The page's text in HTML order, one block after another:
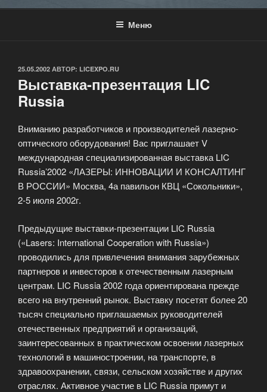
Меню
ОПУБЛИКОВАНО
25.05.2002 АВТОР: LICEXPO.RU
Выставка-презентация LIC
Russia
Вниманию разработчиков и производителей лазерно-
оптического оборудования! Вас приглашает V
международная специализированная выставка LIC
Russia’2002 «ЛАЗЕРЫ: ИННОВАЦИИ И КОНСАЛТИНГ
В РОССИИ» Москва, 4а павильон КВЦ «Сокольники»,
2-5 июля 2002г.
Предыдущие выставки-презентации LIC Russia
(«Lasers: International Cooperation with Russia»)
проводились для привлечения внимания зарубежных
партнеров и инвесторов к отечественным лазерным
центрам. LIC Russia 2002 года ориентирована прежде
всего на внутренний рынок. Выставку посетят более 20
тысяч специально приглашаемых руководителей
отечественных предприятий и организаций,
заинтересованных в практическом освоении лазерных
технологий в машиностроении, на транспорте, в
здравоохранении, связи, сельском хозяйстве и других
отраслях. Активное участие в LIC Russia примут и